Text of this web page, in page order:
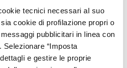
tecnici necessari al suo
cookie di profilazione propri o
pubblicitari in linea con
Selezionare “Imposta
e gestire le proprie
2 ... 14